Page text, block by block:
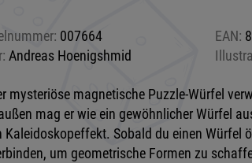
007664 EAN:
Andreas Hoenigshmid
mysteriöse magnetische Puzzle-Würfel
mag er wie ein gewöhnlicher Würfel
Kaleidoskopeffekt. Sobald du einen Würfel
um geometrische Formen zu